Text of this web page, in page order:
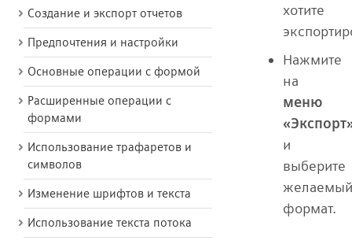
Создание и экспорт отчетов
Предпочтения и настройки
Основные операции с формой
Расширенные операции с
формами
Использование трафаретов и
символов
Изменение шрифтов и текста
Использование текста потока
хотите
Нажмите
на
меню
и
выберите
желаемый
формат.